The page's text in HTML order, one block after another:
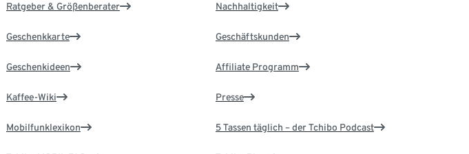
Ratgeber & Größenberater
Geschenkkarte
Geschenkideen
Kaffee-Wiki
Mobilfunklexikon
Nachhaltigkeit
Geschäftskunden
Affiliate Programm
Presse
5 Tassen täglich – der Tchibo Podcast